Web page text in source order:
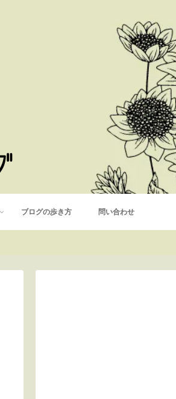
ブログの歩き方 問い合わせ